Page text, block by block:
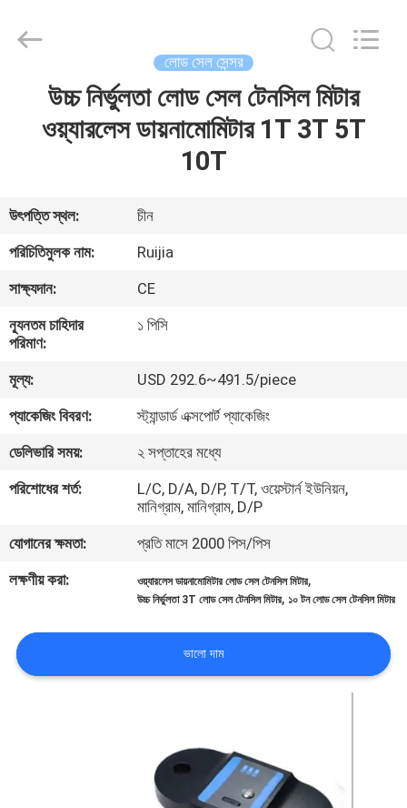
ভিডিও
সম্পর্কে
ভ্রমণ
মান
নিয়ন্ত্রণ
যোগাযোগ
করুন
উদ্ধৃতির
জন্য
Instruments
লোড সেল সেন্সর
উচ্চ নির্ভুলতা লোড সেল টেনসিল মিটার
ওয়্যারলেস ডায়নামোমিটার 1T 3T 5T
10T
উৎপত্তি স্থল:
চীন
পরিচিতিমুলক নাম:
Ruijia
সাক্ষ্যদান:
CE
ন্যূনতম চাহিদার
পরিমাণ:
১ পিসি
মূল্য:
USD 292.6~491.5/piece
প্যাকেজিং বিবরণ:
স্ট্যান্ডার্ড এক্সপোর্ট প্যাকেজিং
ডেলিভারি সময়:
২ সপ্তাহের মধ্যে
পরিশোধের শর্ত:
L/C, D/A, D/P, T/T, ওয়েস্টার্ন ইউনিয়ন,
মানিগ্রাম, মানিগ্রাম, D/P
যোগানের ক্ষমতা:
প্রতি মাসে 2000 পিস/পিস
লক্ষণীয় করা:
ওয়্যারলেস ডায়নামোমিটার লোড সেল টেনসিল মিটার,
উচ্চ নির্ভুলতা 3T লোড সেল টেনসিল মিটার, ১০ টন লোড সেল টেনসিল মিটার
ভালো দাম